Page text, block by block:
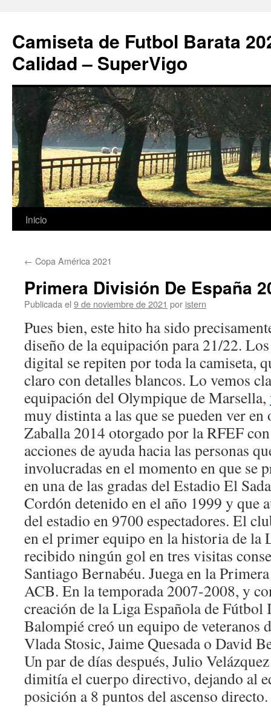
Camiseta de Futbol Barata
Calidad – SuperVigo
Saltar
contenido
Inicio
← Copa América 2021
Primera División De España
Publicada el 9 de noviembre de 2021 por istern
Pues bien, este hito ha sido
diseño de la equipación para 21/22.
digital se repiten por toda la camiseta,
claro con detalles blancos. Lo vemos
equipación del Olympique de Marsella,
muy distinta a las que se pueden ver en
Zaballa 2014 otorgado por la RFEF
acciones de ayuda hacia las personas
involucradas en el momento en que se
en una de las gradas del Estadio El
Cordón detenido en el año 1999 y que
del estadio en 9700 espectadores. El
en el primer equipo en la historia de la
recibido ningún gol en tres visitas
Santiago Bernabéu. Juega en la
ACB. En la temporada 2007-2008, y
creación de la Liga Española de Fútbol
Balompié creó un equipo de veteranos
Vlada Stosic, Jaime Quesada o David
Un par de días después, Julio
dimitía el cuerpo directivo, dejando al
posición a 8 puntos del ascenso directo.